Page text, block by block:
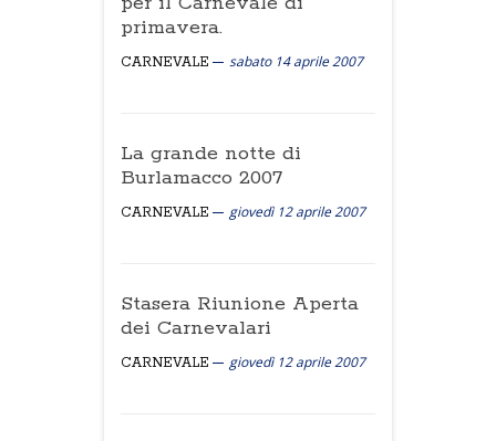
primavera.
CARNEVALE sabato 14 aprile 2007
La grande notte di
Burlamacco 2007
CARNEVALE giovedì 12 aprile 2007
Stasera Riunione Aperta
dei Carnevalari
CARNEVALE giovedì 12 aprile 2007